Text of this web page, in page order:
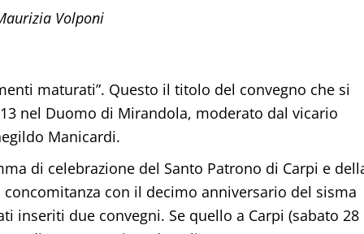
Volponi
maturati”. Questo il titolo del convegno che si
nel Duomo di Mirandola, moderato dal vicario
Manicardi.
di celebrazione del Santo Patrono di Carpi e
con il decimo anniversario del sisma
inseriti due convegni. Se quello a Carpi (sabato 28